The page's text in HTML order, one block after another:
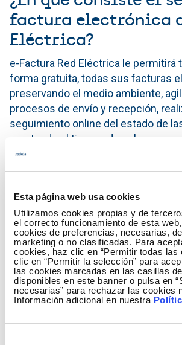
Esta página web usa cookies
Utilizamos cookies propias y de
el correcto funcionamiento de esta
cookies de preferencias, necesarias,
marketing o no clasificadas. Para
cookies, haz clic en “Permitir todas las
clic en “Permitir la selección” para
las cookies marcadas en las casillas
disponibles en este banner o pulsa en
necesarias” para rechazar las cookies
Información adicional en nuestra
factura electrónica
Eléctrica?
e-Factura Red Eléctrica le permitirá
forma gratuita, todas sus facturas
preservando el medio ambiente,
procesos de envío y recepción,
seguimiento online del estado de
acortando el tiempo de cobros y
Acceso e-Factura